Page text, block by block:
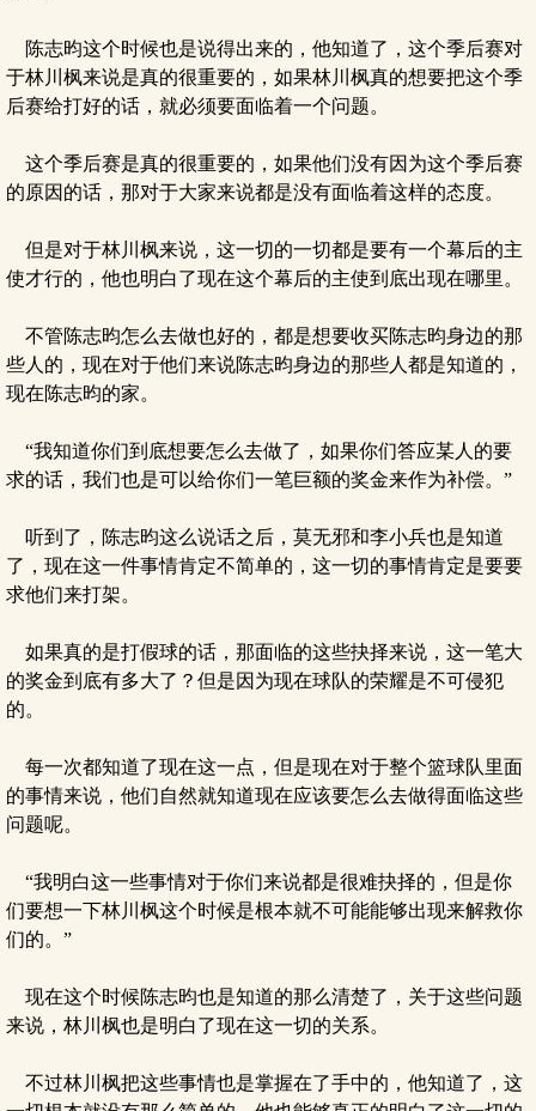
陈志昀这个时候也是说得出来的，他知道了，这个季后赛对
于林川枫来说是真的很重要的，如果林川枫真的想要把这个季
后赛给打好的话，就必须要面临着一个问题。
这个季后赛是真的很重要的，如果他们没有因为这个季后赛
的原因的话，那对于大家来说都是没有面临着这样的态度。
但是对于林川枫来说，这一切的一切都是要有一个幕后的主
使才行的，他也明白了现在这个幕后的主使到底出现在哪里。
不管陈志昀怎么去做也好的，都是想要收买陈志昀身边的那
些人的，现在对于他们来说陈志昀身边的那些人都是知道的，
现在陈志昀的家。
“我知道你们到底想要怎么去做了，如果你们答应某人的要
求的话，我们也是可以给你们一笔巨额的奖金来作为补偿。”
听到了，陈志昀这么说话之后，莫无邪和李小兵也是知道
了，现在这一件事情肯定不简单的，这一切的事情肯定是要要
求他们来打架。
如果真的是打假球的话，那面临的这些抉择来说，这一笔大
的奖金到底有多大了？但是因为现在球队的荣耀是不可侵犯
的。
每一次都知道了现在这一点，但是现在对于整个篮球队里面
的事情来说，他们自然就知道现在应该要怎么去做得面临这些
问题呢。
“我明白这一些事情对于你们来说都是很难抉择的，但是你
们要想一下林川枫这个时候是根本就不可能能够出现来解救你
们的。”
现在这个时候陈志昀也是知道的那么清楚了，关于这些问题
来说，林川枫也是明白了现在这一切的关系。
不过林川枫把这些事情也是掌握在了手中的，他知道了，这